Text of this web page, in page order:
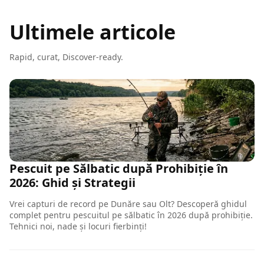
Ultimele articole
Rapid, curat, Discover-ready.
Pescuit pe Sălbatic după Prohibiție în
2026: Ghid și Strategii
Vrei capturi de record pe Dunăre sau Olt? Descoperă ghidul
complet pentru pescuitul pe sălbatic în 2026 după prohibiție.
Tehnici noi, nade și locuri fierbinți!